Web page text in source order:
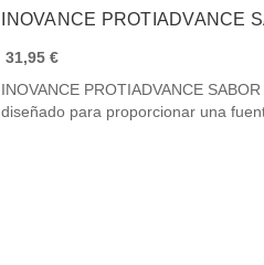
INOVANCE PROTIADVANCE
31,95 €
INOVANCE PROTIADVANCE
diseñado para proporcionar una